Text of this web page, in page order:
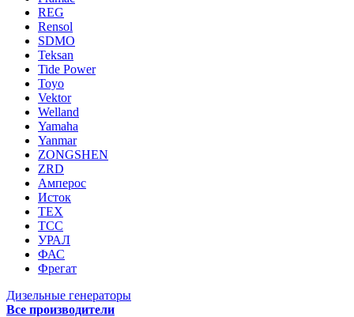
REG
Rensol
SDMO
Teksan
Tide Power
Toyo
Vektor
Welland
Yamaha
Yanmar
ZONGSHEN
ZRD
Амперос
Исток
ТЕХ
ТСС
УРАЛ
ФАС
Фрегат
Дизельные генераторы
Все производители